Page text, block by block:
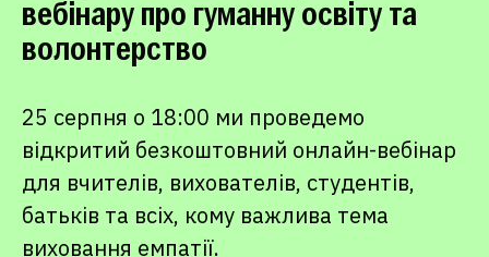
вебінару про гуманну освіту та
волонтерство
25 серпня о 18:00 ми проведемо
відкритий безкоштовний онлайн-вебінар
для вчителів, вихователів, студентів,
батьків та всіх, кому важлива тема
виховання емпатії.